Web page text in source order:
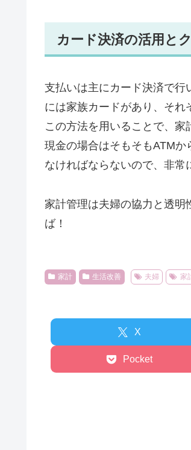
カード決済の活用と
支払いは主にカード決済で行
には家族カードがあり、それ
この方法を用いることで、家
現金の場合はそもそもATM
なければならないので、非常
家計管理は夫婦の協力と透
ば！
家計 生活改善 夫婦 家
X
Pocket